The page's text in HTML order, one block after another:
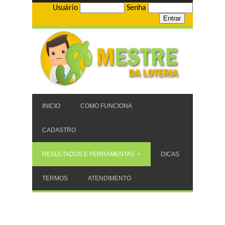
Usuário Senha
INICIO COMO FUNCIONA
CADASTRO
RESULTADOS E FERRAMENTAS DICAS
TERMOS ATENDIMENTO